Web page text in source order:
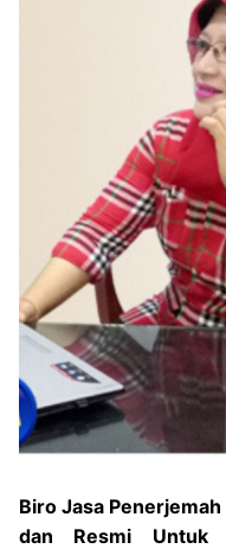
Biro Jasa
dan Resmi Untuk